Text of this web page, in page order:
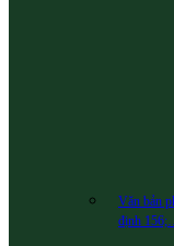
Văn bản
định